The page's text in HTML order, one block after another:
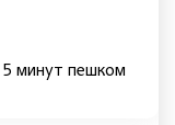
5 минут пешком